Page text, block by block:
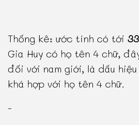
Thống kê: ước tính có tới
Gia Huy có họ tên 4 chữ,
đối với nam giới, là dấu
khá hợp với họ tên 4 chữ.
-